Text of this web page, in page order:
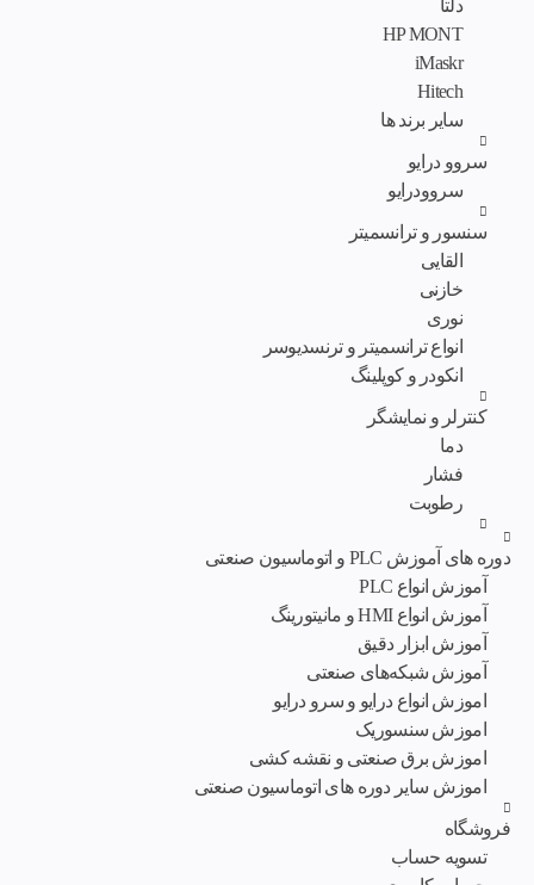
دلتا
HP MONT
iMaskr
Hitech
سایر برند ها
سروو درایو
سروودرایو
سنسور و ترانسمیتر
القایی
خازنی
نوری
انواع ترانسمیتر و ترنسدیوسر
انکودر و کوپلینگ
کنترلر و نمایشگر
دما
فشار
رطوبت
دوره های آموزش PLC و اتوماسیون صنعتی
آموزش انواع PLC
آموزش انواع HMI و مانیتورینگ
آموزش ابزار دقیق
آموزش شبکه‌های صنعتی
اموزش انواع درایو و سرو درایو
اموزش سنسوریک
اموزش برق صنعتی و نقشه کشی
اموزش سایر دوره های اتوماسیون صنعتی
فروشگاه
تسویه حساب